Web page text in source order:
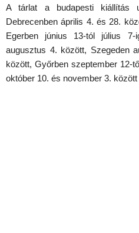
A tárlat a budapesti kiállítás
Debrecenben április 4. és 28.
Egerben június 13-tól július
augusztus 4. között, Szegeden
között, Győrben szeptember 12-
október 10. és november 3.